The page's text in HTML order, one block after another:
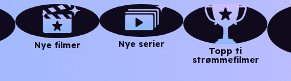
Nye filmer Nye serier
Topp ti
strømmefilmer